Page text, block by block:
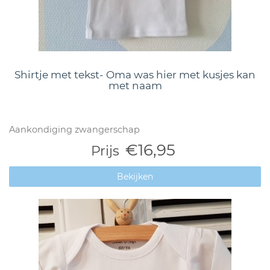
Shirtje met tekst- Oma was hier met kusjes kan
met naam
Aankondiging zwangerschap
Prijs €16,95
Bekijken